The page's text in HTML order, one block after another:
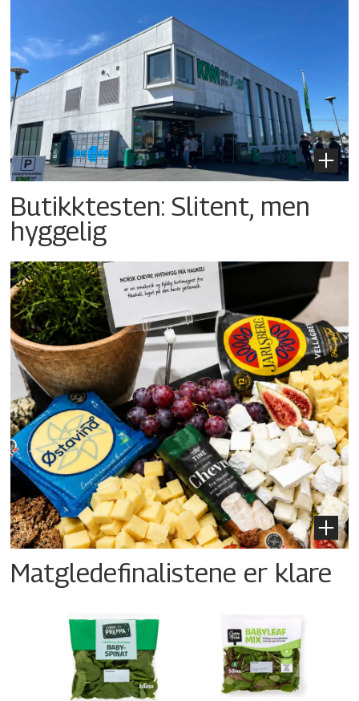
Butikktesten: Slitent, men
hyggelig
Matgledefinalistene er klare